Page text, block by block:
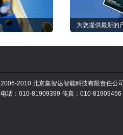
为您提供最新的
2006-2010 北京集智达智能科技有限责任公
电话：010-81909399 传真：010-